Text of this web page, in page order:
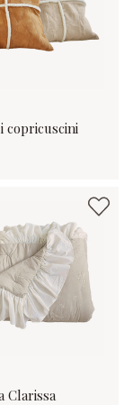
copricuscini
Clarissa